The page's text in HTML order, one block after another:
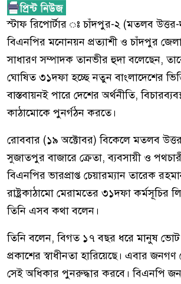
স্টাফ রিপোর্টার ঃ চাঁদপুর-২ (মতলব
বিএনপির মনোনয়ন প্রত্যাশী ও চাঁদপুর
সাধারণ সম্পাদক তানভীর হুদা বলেছেন,
ঘোষিত ৩১দফা হচ্ছে নতুন বাংলাদেশের
বাস্তবায়নই পারে দেশের অর্থনীতি,
কাঠামোকে পুনর্গঠন করতে।
রোববার (১৯ অক্টোবর) বিকেলে মতলব
সুজাতপুর বাজারে ক্রেতা, ব্যবসায়ী ও
বিএনপির ভারপ্রাপ্ত চেয়ারম্যান তারেক
রাষ্ট্রকাঠামো মেরামতের ৩১দফা কর্মসূচির
তিনি এসব কথা বলেন।
তিনি বলেন, বিগত ১৭ বছর ধরে মানুষ ভোট
প্রকাশের স্বাধীনতা হারিয়েছে। এবার
সেই অধিকার পুনরুদ্ধার করবে। বিএনপি